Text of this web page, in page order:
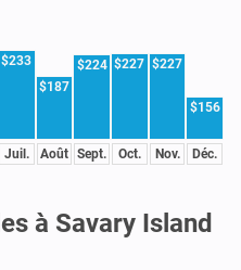
$233
Juil.
$187
Août
$224
Sept.
$227
Oct.
$227
Nov.
$156
Déc.
à Savary Island